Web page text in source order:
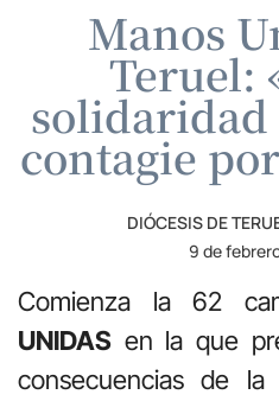
Manos
Teruel:
solidaridad
contagie
DIÓCESIS DE
9 de
Comienza la 62
UNIDAS en la que
consecuencias de